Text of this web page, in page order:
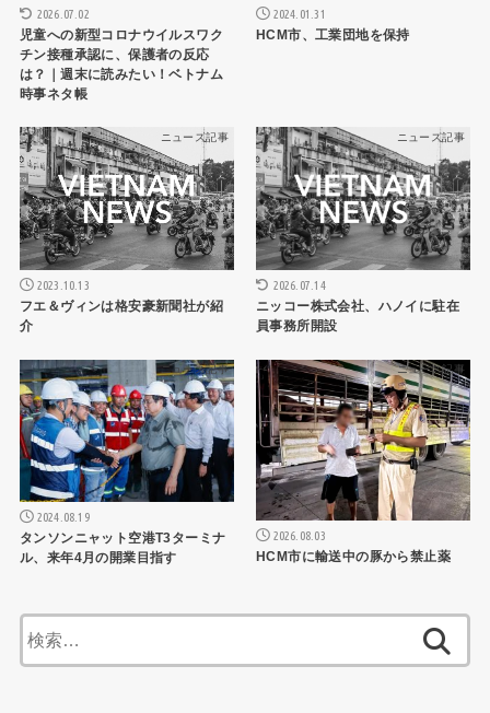
2026.07.02
児童への新型コロナウイルスワク
チン接種承認に、保護者の反応
は？｜週末に読みたい！ベトナム
時事ネタ帳
2024.01.31
HCM市、工業団地を保持
ニュース記事
2023.10.13
フエ＆ヴィンは格安豪新聞社が紹
介
ニュース記事
2026.07.14
ニッコー株式会社、ハノイに駐在
員事務所開設
ニュース記事
2024.08.19
タンソンニャット空港T3ターミナ
ル、来年4月の開業目指す
ニュース記事
2026.08.03
HCM市に輸送中の豚から禁止薬
索: